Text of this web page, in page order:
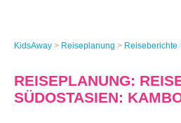
KidsAway > Reiseplanung > Reiseberichte
REISEPLANUNG:
SÜDOSTASIEN: